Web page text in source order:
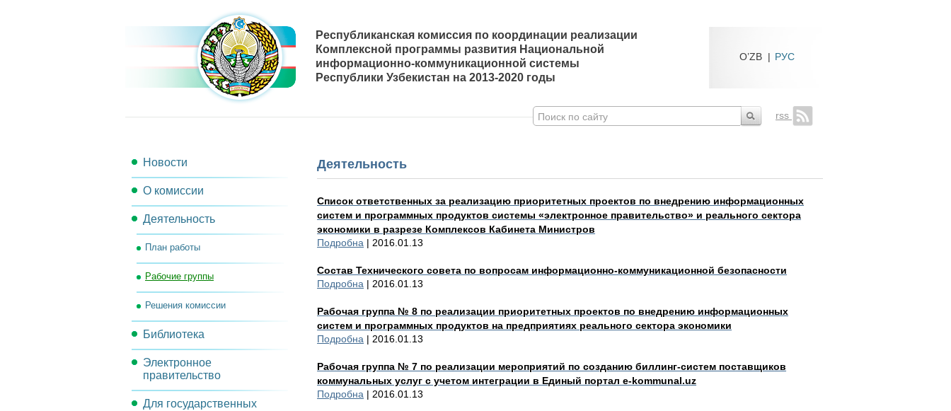
O’ZB | РУС
Республиканская комиссия по координации реализации
Комплексной программы развития Национальной
информационно-коммуникационной системы
Республики Узбекистан на 2013-2020 годы
rss
Новости
О комиссии
Состав комиссии
Секретариат комиссии
Рабочий орган комиссии
Контакты
Задачи комиссии
Деятельность
План работы
Рабочие группы
Решения комиссии
Библиотека
Методические материалы
Нормативно-правовые акты
Электронное
правительство
Проекты и мероприятия
Для государственных
Деятельность
Список ответственных за реализацию приоритетных проектов по внедрению информационных
систем и программных продуктов системы «электронное правительство» и реального сектора
экономики в разрезе Комплексов Кабинета Министров
Подробна | 2016.01.13
Состав Технического совета по вопросам информационно-коммуникационной безопасности
Подробна | 2016.01.13
Рабочая группа № 8 по реализации приоритетных проектов по внедрению информационных
систем и программных продуктов на предприятиях реального сектора экономики
Подробна | 2016.01.13
Рабочая группа № 7 по реализации мероприятий по созданию биллинг-систем поставщиков
коммунальных услуг с учетом интеграции в Единый портал e-kommunal.uz
Подробна | 2016.01.13